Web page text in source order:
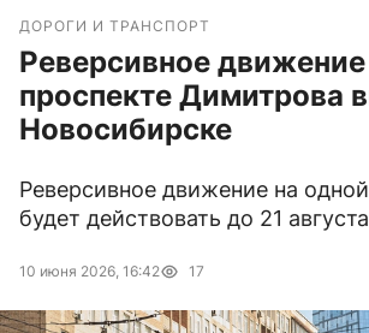
ДОРОГИ И ТРАНСПОРТ
Реверсивное движение
проспекте Димитрова
Новосибирске
Реверсивное движение на
будет действовать до 21
10 июня 2026, 16:42 17